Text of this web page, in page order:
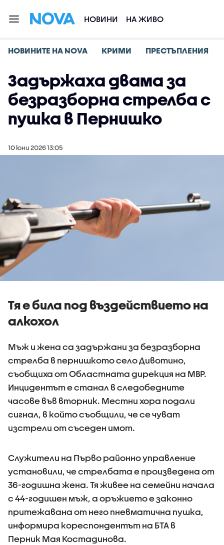
НОВИНИ НА ЖИВО
НОВИНИТЕ НА NOVA КРИМИ ПРЕСТЪПЛЕНИЯ
Задържаха двама за
безразборна стрелба с
пушка в Пернишко
10 юни 2026 13:05
Тя е била под въздействието на
алкохол
Мъж и жена са задържани за безразборна
стрелба в пернишкото село Дивотино,
съобщиха от Областната дирекция на МВР.
Инцидентът е станал в следобедните
часове във вторник. Местни хора подали
сигнал, в който съобщили, че се чуват
изстрели от съседен имот.
Служители на Първо районно управление
установили, че стрелбата е произведена от
36-годишна жена. Тя живее на семейни начала
с 44-годишен мъж, а оръжието е законно
притежавана от него пневматична пушка,
информира кореспондентът на БТА в
Перник Мая Костадинова.